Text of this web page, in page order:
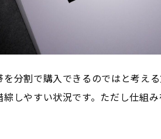
分割で購入できるのではと考え
しやすい状況です。ただし仕組